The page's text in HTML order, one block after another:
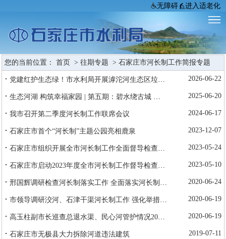
无障碍 进入适老化
您的当前位置： 首页 > 往期专题 > 石家庄市河长制工作简报专题
· 党建红护生态绿！市水利局开展滹沱河生态区垃圾清理主题党日志愿服务活动 2026-06-22
· 生态河湖 构筑幸福家园 | 第五期：碧水绕古城 生态周汉河 2025-06-20
· 我市召开第二季度河长制工作联席会议 2024-06-17
· 石家庄市首个“河长制”主题公园亮相鹿泉 2023-12-07
· 石家庄市组织开展全市河长制工作全面督导检查工作 2023-05-24
· 石家庄市启动2023年度全市河长制工作督导检查专项行动 2023-05-10
· 邢国辉调研检查河长制落实工作 全面落实河长制 打赢治水攻坚战 促进生态环境改善让群众生活更美好 2020-06-24
· 市领导调研洨河、石津干渠河长制工作 强化举措确保河道水生态环境不断改善 2020-06-19
· 高玉柱副市长巡查总退水渠、民心河管护情况2020年第33期 2020-06-19
· 石家庄市无极县大力拆除河道违法建筑 2019-07-11